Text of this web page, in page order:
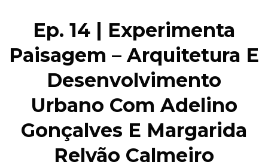
Ep. 14 | Experimenta
Paisagem – Arquitetura E
Desenvolvimento
Urbano Com Adelino
Gonçalves E Margarida
Relvão Calmeiro